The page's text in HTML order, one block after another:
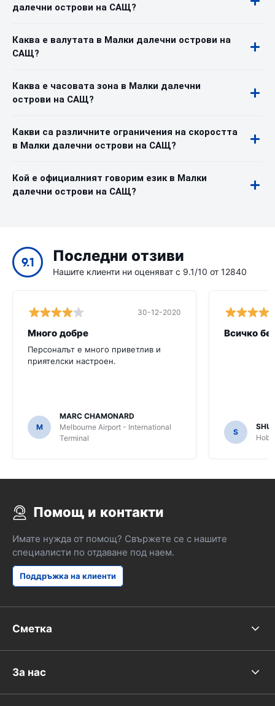
далечни острови на САЩ?
Каква е валутата в Малки далечни острови на
САЩ?
Каква е часовата зона в Малки далечни
острови на САЩ?
Какви са различните ограничения на скоростта
в Малки далечни острови на САЩ?
Кой е официалният говорим език в Малки
далечни острови на САЩ?
9.1 Последни отзиви
Нашите клиенти ни оценяват с 9.1/10 от 12840
30-12-2020
Много добре
Персоналът е много приветлив и
приятелски настроен.
M
MARC CHAMONARD
Melbourne Airport - International
Terminal
Всичко
S
Помощ и контакти
Имате нужда от помощ? Свържете се с нашите
специалисти по отдаване под наем.
Поддръжка на клиенти
Сметка
За нас